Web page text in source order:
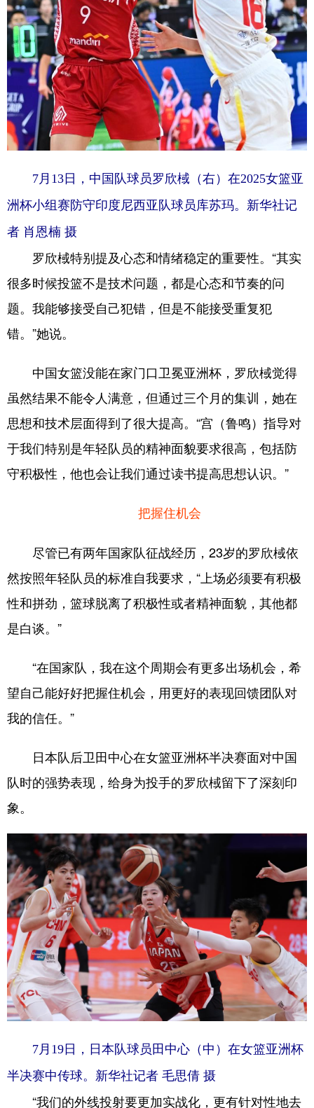
7月13日，中国队球员罗欣棫（右）在2025女篮亚
洲杯小组赛防守印度尼西亚队球员库苏玛。新华社记
者 肖恩楠 摄
罗欣棫特别提及心态和情绪稳定的重要性。“其实
很多时候投篮不是技术问题，都是心态和节奏的问
题。我能够接受自己犯错，但是不能接受重复犯
错。”她说。
中国女篮没能在家门口卫冕亚洲杯，罗欣棫觉得
虽然结果不能令人满意，但通过三个月的集训，她在
思想和技术层面得到了很大提高。“宫（鲁鸣）指导对
于我们特别是年轻队员的精神面貌要求很高，包括防
守积极性，他也会让我们通过读书提高思想认识。”
把握住机会
尽管已有两年国家队征战经历，23岁的罗欣棫依
然按照年轻队员的标准自我要求，“上场必须要有积极
性和拼劲，篮球脱离了积极性或者精神面貌，其他都
是白谈。”
“在国家队，我在这个周期会有更多出场机会，希
望自己能好好把握住机会，用更好的表现回馈团队对
我的信任。”
日本队后卫田中心在女篮亚洲杯半决赛面对中国
队时的强势表现，给身为投手的罗欣棫留下了深刻印
象。
7月19日，日本队球员田中心（中）在女篮亚洲杯
半决赛中传球。新华社记者 毛思倩 摄
“我们的外线投射要更加实战化，更有针对性地去